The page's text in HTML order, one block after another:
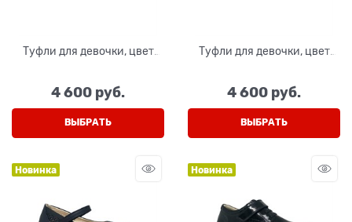
Туфли для девочки, цвет
4 600 руб.
ВЫБРАТЬ
Туфли для девочки, цвет
4 600 руб.
ВЫБРАТЬ
Новинка Новинка